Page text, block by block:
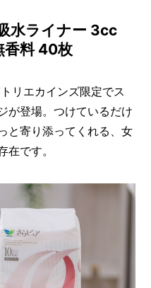
水ライナー 3cc
香料 40枚
リエカインズ限定でス
が登場。つけているだけ
と寄り添ってくれる、女
在です。